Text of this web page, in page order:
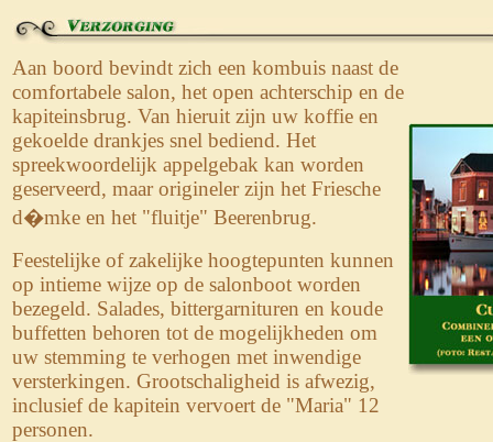
Aan boord bevindt zich een kombuis naast de
comfortabele salon, het open achterschip en de
kapiteinsbrug. Van hieruit zijn uw koffie en
gekoelde drankjes snel bediend. Het
spreekwoordelijk appelgebak kan worden
geserveerd, maar origineler zijn het Friesche
d�mke en het "fluitje" Beerenbrug.
Feestelijke of zakelijke hoogtepunten kunnen
op intieme wijze op de salonboot worden
bezegeld. Salades, bittergarnituren en koude
buffetten behoren tot de mogelijkheden om
uw stemming te verhogen met inwendige
versterkingen. Grootschaligheid is afwezig,
inclusief de kapitein vervoert de "Maria" 12
personen.